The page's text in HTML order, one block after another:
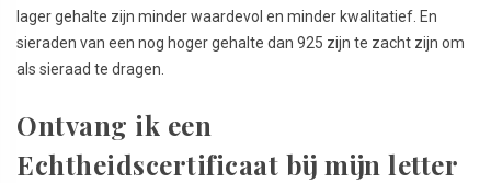
lager gehalte zijn minder waardevol en minder kwalitatief. En
sieraden van een nog hoger gehalte dan 925 zijn te zacht zijn om
als sieraad te dragen.
Ontvang ik een
Echtheidscertificaat bij mijn letter